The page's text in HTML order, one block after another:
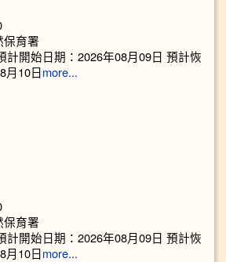
保育署
計開始日期：2026年08月09日 預計恢
月10日 more...
保育署
計開始日期：2026年08月09日 預計恢
月10日 more...